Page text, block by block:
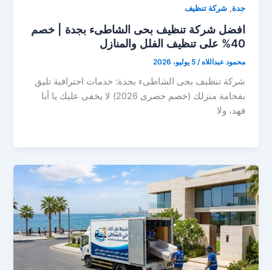
جدة,شركة تنظيف
افضل شركة تنظيف بحى الشاطىء بجدة | خصم
40% على تنظيف الفلل والمنازل
محمود عبداللاه/5 يوليو، 2026
شركة تنظيف بحى الشاطىء بجدة: خدمات احترافية تليق
بفخامة منزلك (خصم حصرى 2026) لا يخفى عليك يا أبا
فهد، ولا